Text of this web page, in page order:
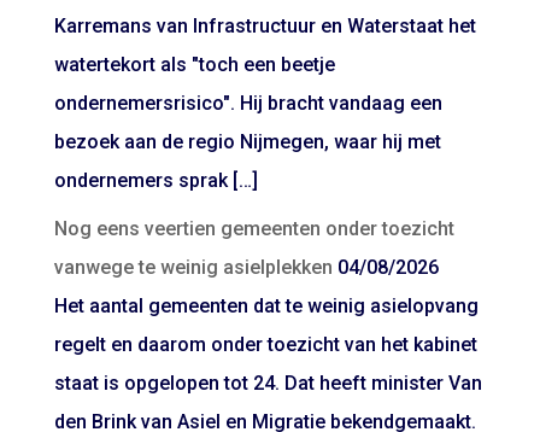
Karremans van Infrastructuur en Waterstaat het
watertekort als "toch een beetje
ondernemersrisico". Hij bracht vandaag een
bezoek aan de regio Nijmegen, waar hij met
ondernemers sprak […]
Nog eens veertien gemeenten onder toezicht
vanwege te weinig asielplekken 04/08/2026
Het aantal gemeenten dat te weinig asielopvang
regelt en daarom onder toezicht van het kabinet
staat is opgelopen tot 24. Dat heeft minister Van
den Brink van Asiel en Migratie bekendgemaakt.